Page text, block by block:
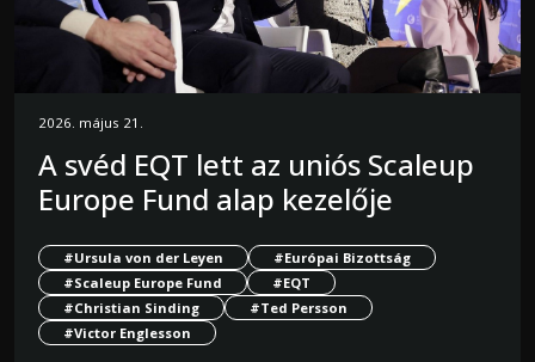
2026. május 21.
A svéd EQT lett az uniós Scaleup
Europe Fund alap kezelője
#Ursula von der Leyen
#Európai Bizottság
#Scaleup Europe Fund
#EQT
#Christian Sinding
#Ted Persson
#Victor Englesson